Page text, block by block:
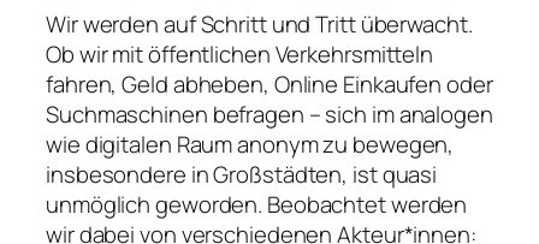
Wir werden auf Schritt und Tritt überwacht.
Ob wir mit öffentlichen Verkehrsmitteln
fahren, Geld abheben, Online Einkaufen oder
Suchmaschinen befragen – sich im analogen
wie digitalen Raum anonym zu bewegen,
insbesondere in Großstädten, ist quasi
unmöglich geworden. Beobachtet werden
wir dabei von verschiedenen Akteur*innen: